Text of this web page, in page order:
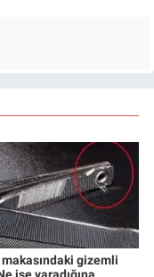
makasındaki gizemli
işe yaradığına